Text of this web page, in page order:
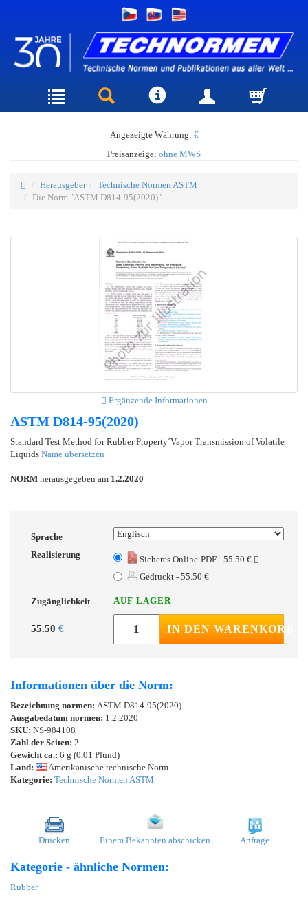
Angezeigte Währung: €
Preisanzeige: ohne MWS
Herausgeber
Technische Normen ASTM
Die Norm "ASTM D814-95(2020)"
Ergänzende Informationen
ASTM D814-95(2020)
Standard Test Method for Rubber Property´Vapor Transmission of Volatile
Liquids Name übersetzen
NORM herausgegeben am 1.2.2020
Sprache
Realisierung
Sicheres Online-PDF - 55.50 €
Gedruckt - 55.50 €
Zugänglichkeit AUF LAGER
55.50 € IN DEN WARENKORB
Informationen über die Norm:
Bezeichnung normen: ASTM D814-95(2020)
Ausgabedatum normen: 1.2.2020
SKU: NS-984108
Zahl der Seiten: 2
Gewicht ca.: 6 g (0.01 Pfund)
Land:
Amerikanische technische Norm
Kategorie: Technische Normen ASTM
Drucken Einem Bekannten abschicken Anfrage
Kategorie - ähnliche Normen:
Rubber